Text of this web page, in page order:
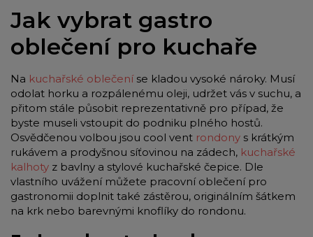
Jak vybrat gastro
oblečení pro kuchaře
Na kuchařské oblečeníse kladou vysoké nároky. Musí
odolat horku a rozpálenému oleji, udržet vás v suchu, a
přitom stále působit reprezentativně pro případ, že
byste museli vstoupit do podniku plného hostů.
Osvědčenou volbou jsou cool vent rondony s krátkým
rukávem a prodyšnou síťovinou na zádech, kuchařské
kalhoty z bavlny a stylové kuchařské čepice. Dle
vlastního uvážení můžete pracovní oblečení pro
gastronomii doplnit také zástěrou, originálním šátkem
na krk nebo barevnými knoflíky do rondonu.